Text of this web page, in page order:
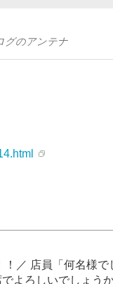
グのアンテナ
／ 店員「何名様で
よろしいでしょう